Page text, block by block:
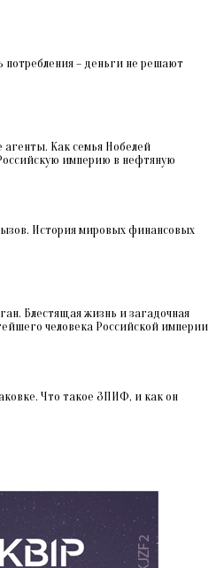
потребления – деньги не решают
агенты. Как семья Нобелей
империю в нефтяную
История мировых финансовых
Блестящая жизнь и загадочная
человека Российской империи
Что такое ЗПИФ, и как он